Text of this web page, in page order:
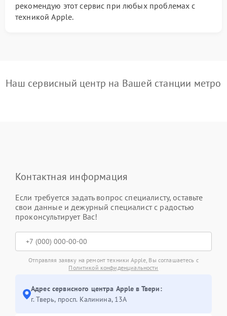
рекомендую этот сервис при любых проблемах с
техникой Apple.
Наш сервисный центр на Вашей станции метро
Контактная информация
Если требуется задать вопрос специалисту, оставьте
свои данные и дежурный специалист с радостью
проконсультирует Вас!
Отправляя заявку на ремонт техники Apple, Вы соглашаетесь с
Политикой конфиденциальности
Адрес сервисного центра Apple в Твери:
г. Тверь, просп. Калинина, 13А